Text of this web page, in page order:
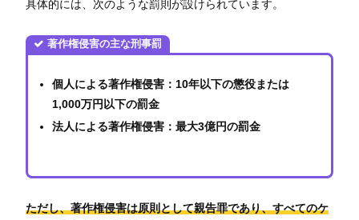
具体的には、次のような罰則が設けられています。
著作権侵害の主な刑事罰
個人による著作権侵害：10年以下の懲役または
1,000万円以下の罰金
法人による著作権侵害：最大3億円の罰金
ただし、著作権侵害は原則として親告罪であり、すべてのケ